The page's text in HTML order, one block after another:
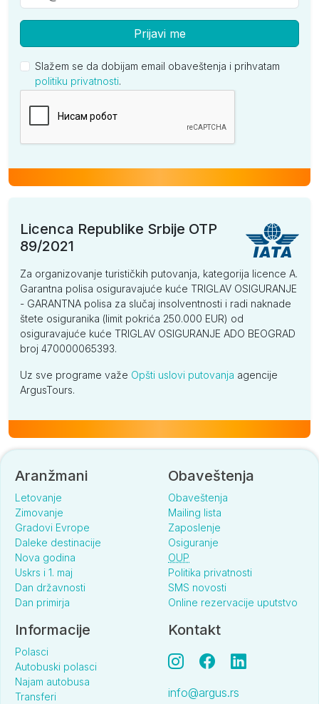
Prijavi me
Slažem se da dobijam email obaveštenja i prihvatam
politiku privatnosti.
Licenca Republike Srbije OTP
89/2021
Za organizovanje turističkih putovanja, kategorija licence A.
Garantna polisa osiguravajuće kuće TRIGLAV OSIGURANJE
- GARANTNA polisa za slučaj insolventnosti i radi naknade
štete osiguranika (limit pokrića 250.000 EUR) od
osiguravajuće kuće TRIGLAV OSIGURANJE ADO BEOGRAD
broj 470000065393.
Uz sve programe važe Opšti uslovi putovanja agencije
ArgusTours.
Aranžmani
Letovanje
Zimovanje
Gradovi Evrope
Daleke destinacije
Nova godina
Uskrs i 1. maj
Dan državnosti
Dan primirja
Obaveštenja
Obaveštenja
Mailing lista
Zaposlenje
Osiguranje
OUP
Politika privatnosti
SMS novosti
Online rezervacije uputstvo
Informacije
Polasci
Autobuski polasci
Najam autobusa
Transferi
Kontakt
info@argus.rs